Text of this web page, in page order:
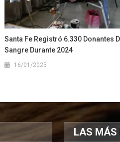
Santa Fe Registró 6.330 Donantes
Sangre Durante 2024
16/01/2025
LAS MÁS